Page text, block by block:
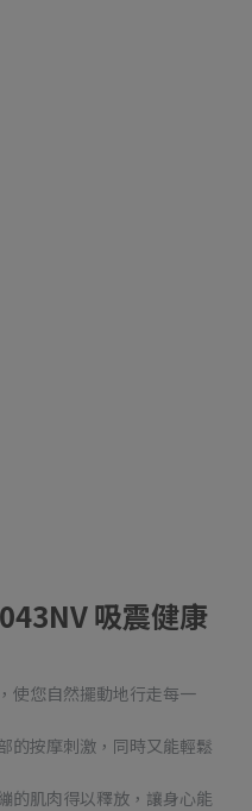
吸震健康
使您自然擺動地行走每一
的按摩刺激，同時又能輕鬆
的肌肉得以釋放，讓身心能